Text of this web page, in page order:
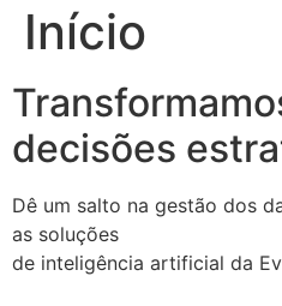
Início
decisões
Dê um salto na gestão dos
as soluções
de inteligência artificial da